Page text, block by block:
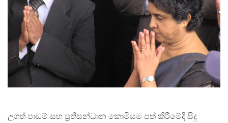
උගත් පාඩම් සහ ප්‍රතිසන්ධාන කොමිසම පත් කිරීමේදී සිදු